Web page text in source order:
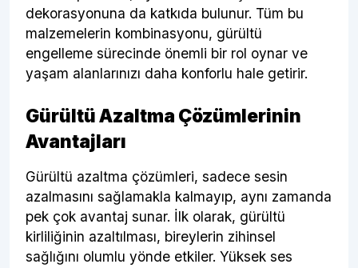
dekorasyonuna da katkıda bulunur. Tüm bu
malzemelerin kombinasyonu, gürültü
engelleme sürecinde önemli bir rol oynar ve
yaşam alanlarınızı daha konforlu hale getirir.
Gürültü Azaltma Çözümlerinin
Avantajları
Gürültü azaltma çözümleri, sadece sesin
azalmasını sağlamakla kalmayıp, aynı zamanda
pek çok avantaj sunar. İlk olarak, gürültü
kirliliğinin azaltılması, bireylerin zihinsel
sağlığını olumlu yönde etkiler. Yüksek ses